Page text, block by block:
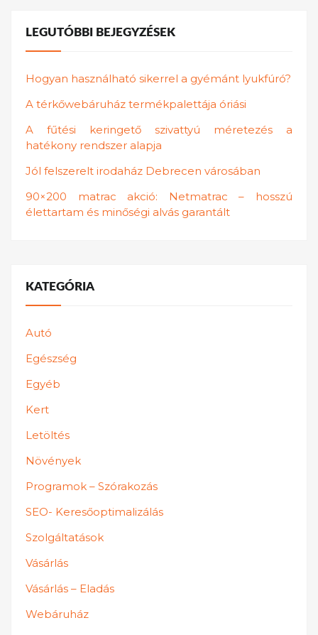
LEGUTÓBBI BEJEGYZÉSEK
Hogyan használható sikerrel a gyémánt lyukfúró?
A térkőwebáruház termékpalettája óriási
A fűtési keringető szivattyú méretezés a
hatékony rendszer alapja
Jól felszerelt irodaház Debrecen városában
90×200 matrac akció: Netmatrac – hosszú
élettartam és minőségi alvás garantált
KATEGÓRIA
Autó
Egészség
Egyéb
Kert
Letöltés
Növények
Programok – Szórakozás
SEO- Keresőoptimalizálás
Szolgáltatások
Vásárlás
Vásárlás – Eladás
Webáruház